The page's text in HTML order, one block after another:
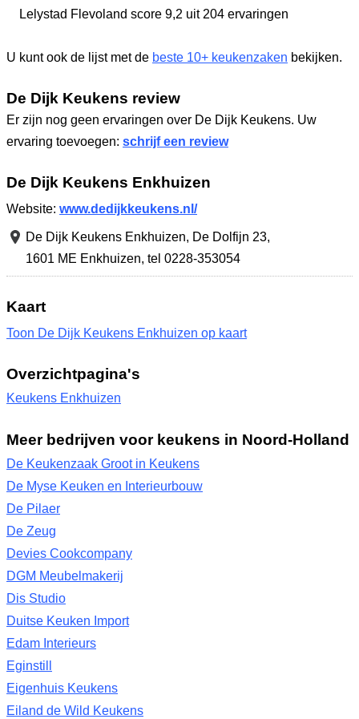
Lelystad Flevoland score 9,2 uit 204 ervaringen
U kunt ook de lijst met de beste 10+ keukenzaken bekijken.
De Dijk Keukens review
Er zijn nog geen ervaringen over De Dijk Keukens. Uw
ervaring toevoegen: schrijf een review
De Dijk Keukens Enkhuizen
Website: www.dedijkkeukens.nl/
De Dijk Keukens Enkhuizen, De Dolfijn 23,
1601 ME Enkhuizen, tel 0228-353054
Kaart
Toon De Dijk Keukens Enkhuizen op kaart
Overzichtpagina's
Keukens Enkhuizen
Meer bedrijven voor keukens in Noord-Holland
De Keukenzaak Groot in Keukens
De Myse Keuken en Interieurbouw
De Pilaer
De Zeug
Devies Cookcompany
DGM Meubelmakerij
Dis Studio
Duitse Keuken Import
Edam Interieurs
Eginstill
Eigenhuis Keukens
Eiland de Wild Keukens